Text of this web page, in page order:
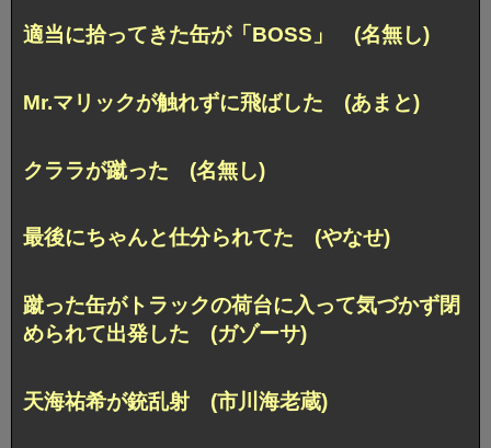
適当に拾ってきた缶が「BOSS」 (名無し)
Mr.マリックが触れずに飛ばした (あまと)
クララが蹴った (名無し)
最後にちゃんと仕分られてた (やなせ)
蹴った缶がトラックの荷台に入って気づかず閉
められて出発した (ガゾーサ)
天海祐希が銃乱射 (市川海老蔵)